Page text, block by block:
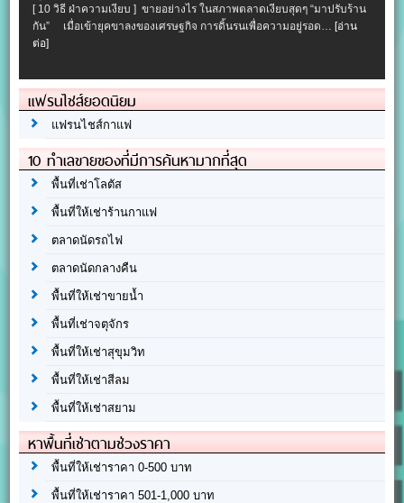
[ 10 วิธี ฝ่าความเงียบ ] ขายอย่างไร ในสภาพตลาดเงียบสุดๆ “มาปรับร้าน
กัน” เมื่อเข้ายุคขาลงของเศรษฐกิจ การดิ้นรนเพื่อความอยู่รอด…[อ่าน
ต่อ]
แฟรนไชส์ยอดนิยม
แฟรนไชส์กาแฟ
10 ทำเลขายของที่มีการค้นหามากที่สุด
พื้นที่เช่าโลตัส
พื้นที่ให้เช่าร้านกาแฟ
ตลาดนัดรถไฟ
ตลาดนัดกลางคืน
พื้นที่ให้เช่าขายน้ำ
พื้นที่เช่าจตุจักร
พื้นที่ให้เช่าสุขุมวิท
พื้นที่ให้เช่าสีลม
พื้นที่ให้เช่าสยาม
หาพื้นที่เช่าตามช่วงราคา
พื้นที่ให้เช่าราคา 0-500 บาท
พื้นที่ให้เช่าราคา 501-1,000 บาท